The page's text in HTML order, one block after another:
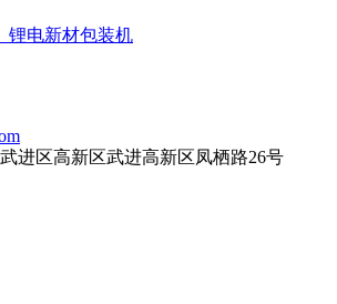
锂电新材包装机
进区高新区武进高新区凤栖路26号